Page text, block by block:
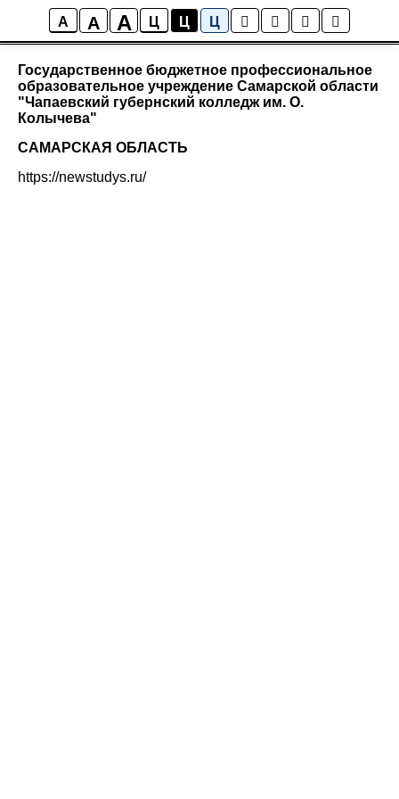
A A A Ц Ц Ц
Приволжский федеральный округ
Государственное бюджетное профессиональное
образовательное учреждение Самарской области
"Чапаевский губернский колледж им. О.
Колычева"
САМАРСКАЯ ОБЛАСТЬ
https://newstudys.ru/